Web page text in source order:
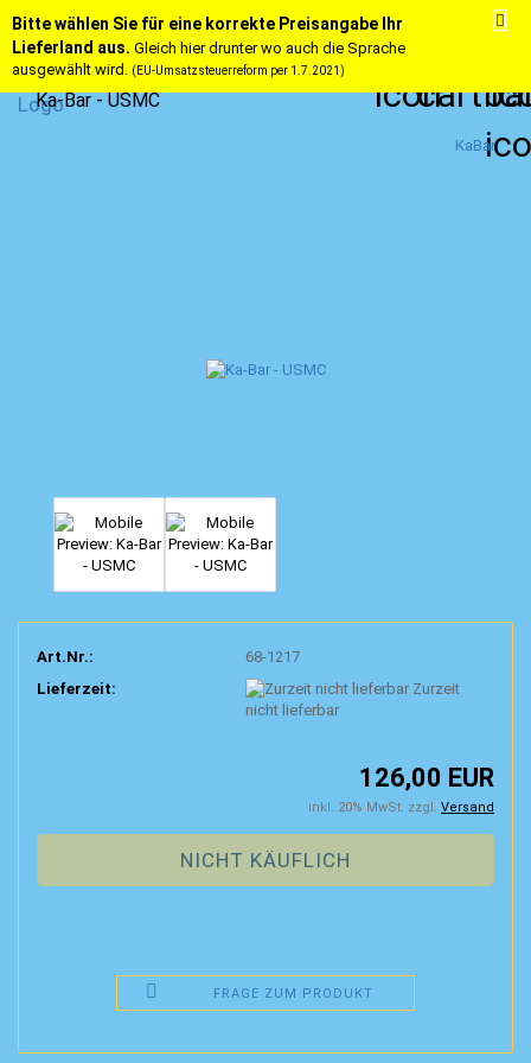
Bitte wählen Sie für eine korrekte Preisangabe Ihr
Lieferland aus. Gleich hier drunter wo auch die Sprache
ausgewählt wird. (EU-Umsatzsteuerreform per 1.7.2021)
Ka-Bar - USMC
KaBar
Art.Nr.:
68-1217
Lieferzeit:
Zurzeit
nicht lieferbar
126,00 EUR
inkl. 20% MwSt. zzgl. Versand
FRAGE ZUM PRODUKT